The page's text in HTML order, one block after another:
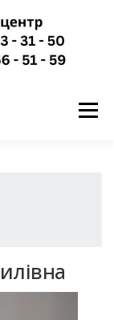
Меню